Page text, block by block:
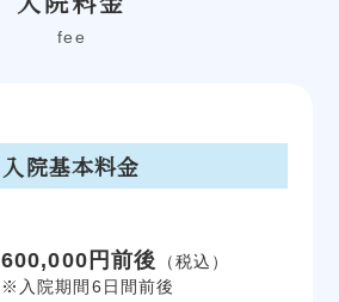
fee
入院基本料金
600,000円前後 （税込）
※入院期間6日間前後